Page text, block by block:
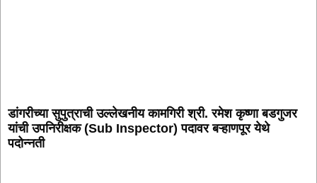
डांगरीच्या सुपुत्राची उल्लेखनीय कामगिरी श्री. रमेश कृष्णा बडगुजर
यांची उपनिरीक्षक (Sub Inspector) पदावर बऱ्हाणपूर येथे
पदोन्नती